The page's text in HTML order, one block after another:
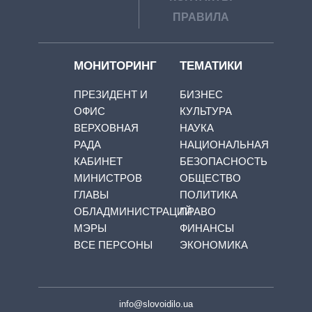
ПРАВИЛА
МОНИТОРИНГ
ПРЕЗИДЕНТ И
ОФИС
ВЕРХОВНАЯ
РАДА
КАБИНЕТ
МИНИСТРОВ
ГЛАВЫ
ОБЛАДМИНИСТРАЦИЙ
МЭРЫ
ВСЕ ПЕРСОНЫ
ТЕМАТИКИ
БИЗНЕС
КУЛЬТУРА
НАУКА
НАЦИОНАЛЬНАЯ
БЕЗОПАСНОСТЬ
ОБЩЕСТВО
ПОЛИТИКА
ПРАВО
ФИНАНСЫ
ЭКОНОМИКА
info@slovoidilo.ua